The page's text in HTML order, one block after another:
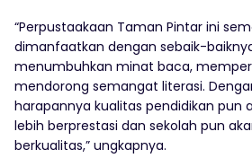
“Perpustaakaan Taman Pintar ini
dimanfaatkan dengan sebaik-
menumbuhkan minat baca,
mendorong semangat literasi.
harapannya kualitas pendidikan pun
lebih berprestasi dan sekolah pun
berkualitas,” ungkapnya.